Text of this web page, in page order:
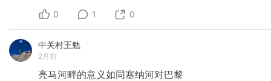
0 1 0
中关村王勉
2月前
亮马河畔的意义如同塞纳河对巴黎